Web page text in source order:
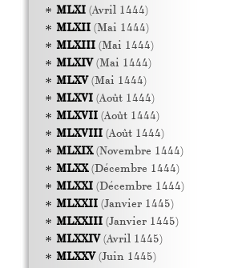
MLXI(Avril 1444)
MLXII(Mai 1444)
MLXIII(Mai 1444)
MLXIV(Mai 1444)
MLXV(Mai 1444)
MLXVI(Août 1444)
MLXVII(Août 1444)
MLXVIII(Août 1444)
MLXIX(Novembre 1444)
MLXX(Décembre 1444)
MLXXI(Décembre 1444)
MLXXII(Janvier 1445)
MLXXIII(Janvier 1445)
MLXXIV(Avril 1445)
MLXXV(Juin 1445)